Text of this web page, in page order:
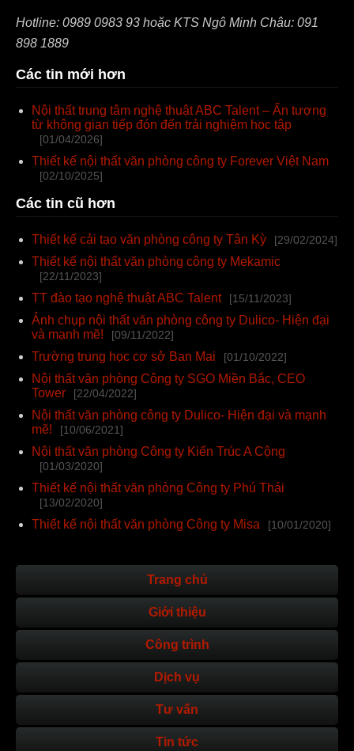
Hotline: 0989 0983 93 hoặc KTS Ngô Minh Châu: 091
898 1889
Các tin mới hơn
Nội thất trung tâm nghệ thuật ABC Talent – Ấn tượng
từ không gian tiếp đón đến trải nghiệm học tập
[01/04/2026]
Thiết kế nội thất văn phòng công ty Forever Việt Nam
[02/10/2025]
Các tin cũ hơn
Thiết kế cải tạo văn phòng công ty Tân Kỳ [29/02/2024]
Thiết kế nội thất văn phòng công ty Mekamic
[22/11/2023]
TT đào tạo nghệ thuật ABC Talent [15/11/2023]
Ảnh chụp nội thất văn phòng công ty Dulico- Hiện đại
và mạnh mẽ!
[09/11/2022]
Trường trung học cơ sở Ban Mai [01/10/2022]
Nội thất văn phòng Công ty SGO Miền Bắc, CEO
Tower
[22/04/2022]
Nội thất văn phòng công ty Dulico- Hiện đại và mạnh
mẽ!
[10/06/2021]
Nội thất văn phòng Công ty Kiến Trúc A Cộng
[01/03/2020]
Thiết kế nội thất văn phòng Công ty Phú Thái
[13/02/2020]
Thiết kế nội thất văn phòng Công ty Misa [10/01/2020]
Trang chủ
Giới thiệu
Công trình
Dịch vụ
Tư vấn
Tin tức